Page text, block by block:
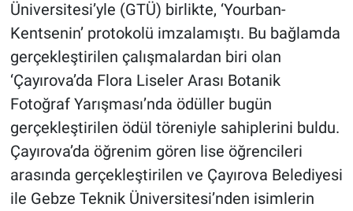
Üniversitesi’yle (GTÜ) birlikte, ‘Yourban-
Kentsenin’ protokolü imzalamıştı. Bu bağlamda
gerçekleştirilen çalışmalardan biri olan
‘Çayırova’da Flora Liseler Arası Botanik
Fotoğraf Yarışması’nda ödüller bugün
gerçekleştirilen ödül töreniyle sahiplerini buldu.
Çayırova’da öğrenim gören lise öğrencileri
arasında gerçekleştirilen ve Çayırova Belediyesi
ile Gebze Teknik Üniversitesi’nden isimlerin